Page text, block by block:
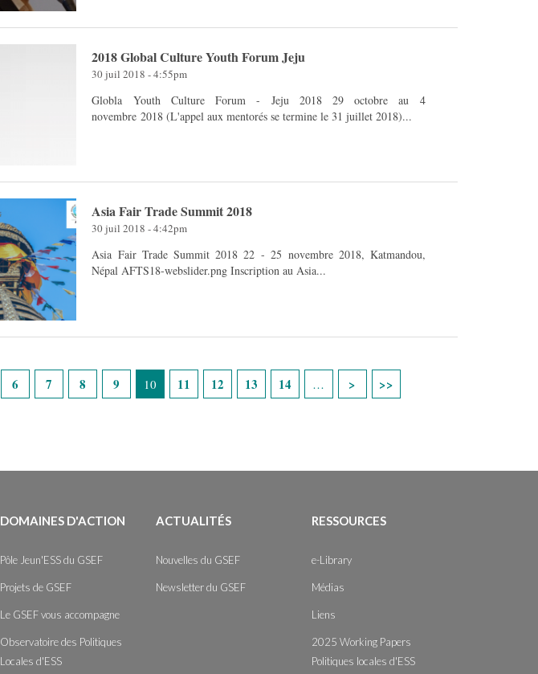
2018 Global Culture Youth Forum Jeju
30 juil 2018 - 4:55pm
Globla Youth Culture Forum - Jeju 2018 29 octobre au 4
novembre 2018 (L'appel aux mentorés se termine le 31 juillet 2018)...
Asia Fair Trade Summit 2018
30 juil 2018 - 4:42pm
Asia Fair Trade Summit 2018 22 - 25 novembre 2018, Katmandou,
Népal AFTS18-webslider.png Inscription au Asia...
6 7 8 9 10 11 12 13 14 …
DOMAINES D'ACTION
Pôle Jeun'ESS du GSEF
Projets de GSEF
Le GSEF vous accompagne
Observatoire des Politiques
Locales d'ESS
ACTUALITÉS
Nouvelles du GSEF
Newsletter du GSEF
RESSOURCES
e-Library
Médias
Liens
2025 Working Papers
Politiques locales d'ESS